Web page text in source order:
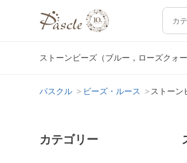
ストーンビーズ（ブルー，ローズクォ
パスクル ビーズ・ルース ストーン
カテゴリー